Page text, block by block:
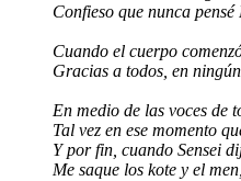
Confieso que nunca
Cuando el cuerpo
Gracias a todos, en
En medio de las voces de
Tal vez en ese momento
Y por fin, cuando Sensei
Me saque los kote y el